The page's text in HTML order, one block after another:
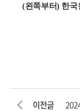
(왼쪽부터) 한국
이전글